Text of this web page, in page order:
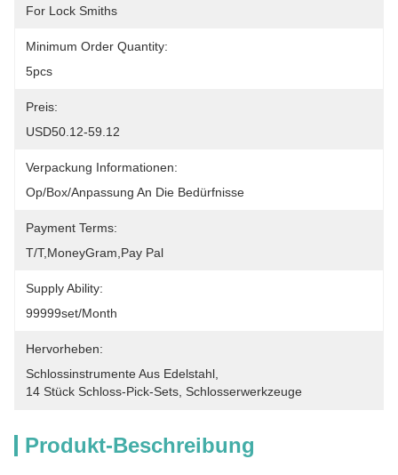
For Lock Smiths
Minimum Order Quantity:
5pcs
Preis:
USD50.12-59.12
Verpackung Informationen:
Op/Box/Anpassung An Die Bedürfnisse
Payment Terms:
T/T,MoneyGram,pay Pal
Supply Ability:
99999set/Month
Hervorheben:
Schlossinstrumente Aus Edelstahl
14 Stück Schloss-Pick-Sets Schlosserwerkzeuge
Produkt-Beschreibung